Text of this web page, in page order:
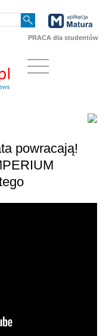
PRACA dla studentów
powracają!